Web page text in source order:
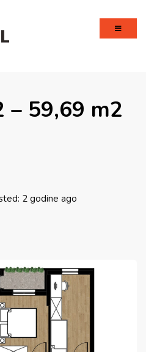
– 59,69 m2
2 godine ago